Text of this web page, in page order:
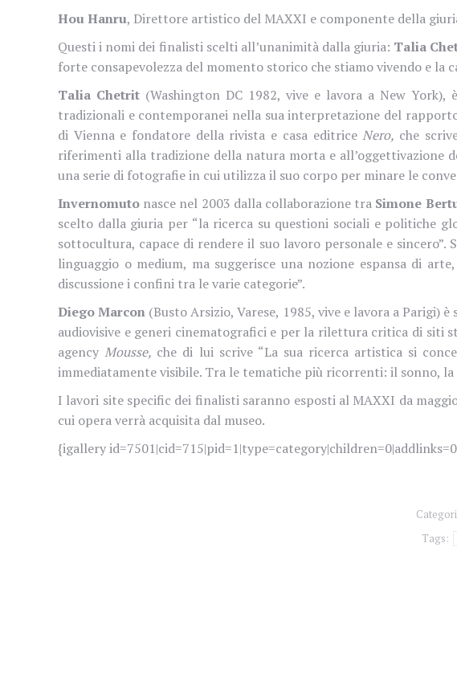
Hou Hanru, Direttore artistico del MAXXI e componente della
Questi i nomi dei finalisti scelti all’unanimità dalla giuria: Talia
forte consapevolezza del momento storico che stiamo vivendo e la
Talia Chetrit (Washington DC 1982, vive e lavora a New
tradizionali e contemporanei nella sua interpretazione del
di Vienna e fondatore della rivista e casa editriceNero, che
riferimenti alla tradizione della natura morta e all’oggettivazione
una serie di fotografie in cui utilizza il suo corpo per minare le
Invernomuto nasce nel 2003 dalla collaborazione tra Simone
scelto dalla giuria per “la ricerca su questioni sociali e politiche
sottocultura, capace di rendere il suo lavoro personale e
linguaggio o medium, ma suggerisce una nozione espansa di
discussione i confini tra le varie categorie”.
Diego Marcon (Busto Arsizio, Varese, 1985, vive e lavora a
audiovisive e generi cinematografici e per la rilettura critica di siti
agencyMousse, che di lui scrive “La sua ricerca artistica si
immediatamente visibile. Tra le tematiche più ricorrenti: il sonno,
I lavori site specific dei finalisti saranno esposti al MAXXI da
cui opera verrà acquisita dal museo.
{igallery
Tags: